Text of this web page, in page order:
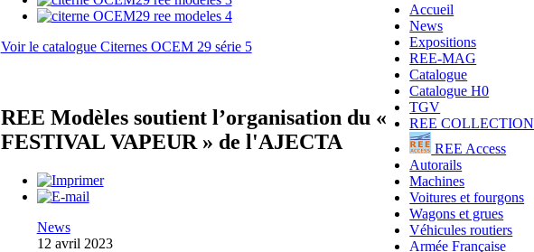
Voir le catalogue Citernes OCEM 29 série 5
REE Modèles soutient l’organisation du «
FESTIVAL VAPEUR » de l'AJECTA
News
12 avril 2023
Accueil
News
Expositions
REE-MAG
Catalogue
Catalogue H0
TGV
REE COLLECTION
REE Access
Autorails
Machines
Voitures et fourgons
Wagons et grues
Véhicules routiers
Armée Française